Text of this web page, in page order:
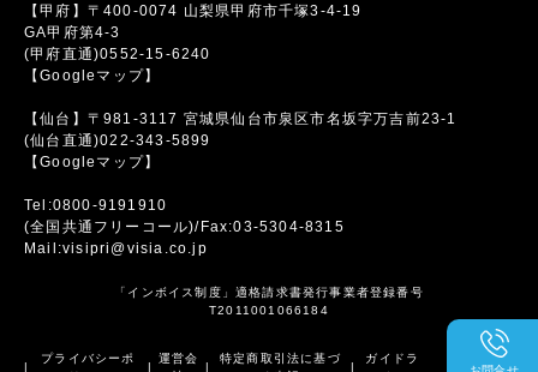
【甲府】〒400-0074 山梨県甲府市千塚3-4-19
GA甲府第4-3
(甲府直通)0552-15-6240
【Googleマップ】
【仙台】〒981-3117 宮城県仙台市泉区市名坂字万吉前23-1
(仙台直通)022-343-5899
【Googleマップ】
Tel:0800-9191910
(全国共通フリーコール)/Fax:03-5304-8315
Mail:visipri@visia.co.jp
「インボイス制度」適格請求書発行事業者登録番号
T2011001066184
|
プライバシーポ
|
運営会
|
特定商取引法に基づ
|
ガイドラ